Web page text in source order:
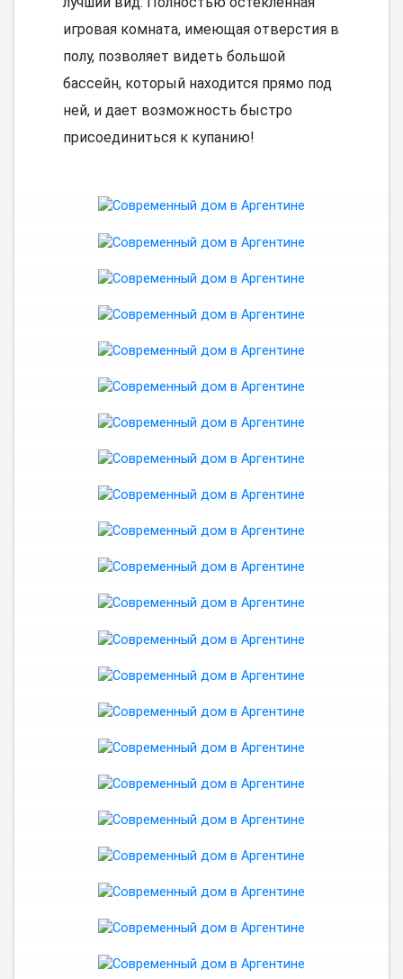
игровая комната, имеющая отверстия в
полу, позволяет видеть большой
бассейн, который находится прямо под
ней, и дает возможность быстро
присоединиться к купанию!